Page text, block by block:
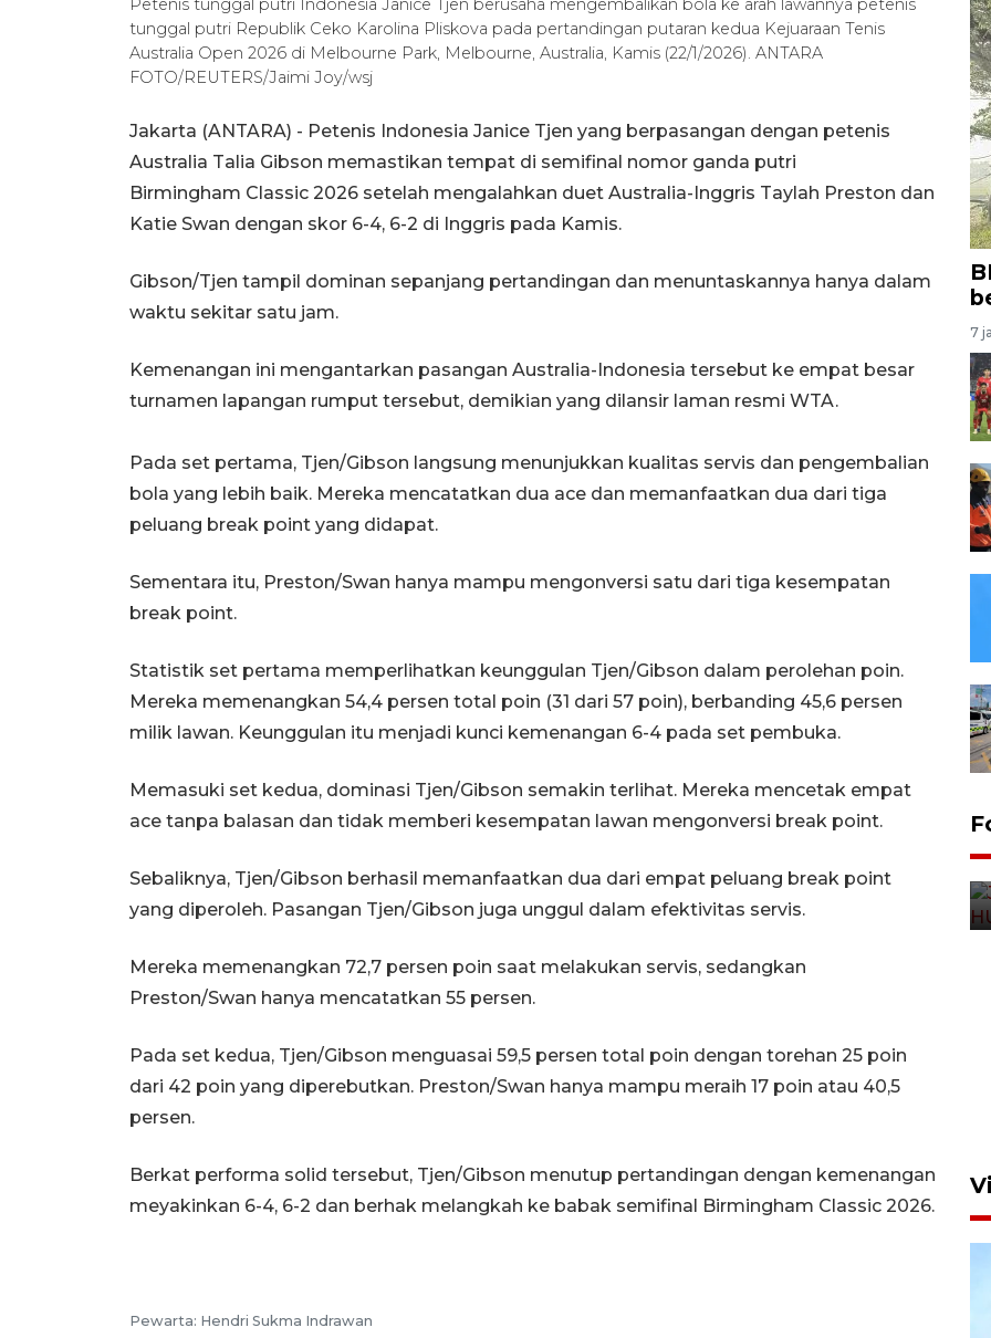
Petenis tunggal putri Indonesia Janice Tjen berusaha mengembalikan bola ke arah lawannya petenis
tunggal putri Republik Ceko Karolina Pliskova pada pertandingan putaran kedua Kejuaraan Tenis
Australia Open 2026 di Melbourne Park, Melbourne, Australia, Kamis (22/1/2026). ANTARA
FOTO/REUTERS/Jaimi Joy/wsj
Jakarta (ANTARA) - Petenis Indonesia Janice Tjen yang berpasangan dengan petenis
Australia Talia Gibson memastikan tempat di semifinal nomor ganda putri
Birmingham Classic 2026 setelah mengalahkan duet Australia-Inggris Taylah Preston dan
Katie Swan dengan skor 6-4, 6-2 di Inggris pada Kamis.
Gibson/Tjen tampil dominan sepanjang pertandingan dan menuntaskannya hanya dalam
waktu sekitar satu jam.
Kemenangan ini mengantarkan pasangan Australia-Indonesia tersebut ke empat besar
turnamen lapangan rumput tersebut, demikian yang dilansir laman resmi WTA.
Pada set pertama, Tjen/Gibson langsung menunjukkan kualitas servis dan pengembalian
bola yang lebih baik. Mereka mencatatkan dua ace dan memanfaatkan dua dari tiga
peluang break point yang didapat.
Sementara itu, Preston/Swan hanya mampu mengonversi satu dari tiga kesempatan
break point.
Statistik set pertama memperlihatkan keunggulan Tjen/Gibson dalam perolehan poin.
Mereka memenangkan 54,4 persen total poin (31 dari 57 poin), berbanding 45,6 persen
milik lawan. Keunggulan itu menjadi kunci kemenangan 6-4 pada set pembuka.
Memasuki set kedua, dominasi Tjen/Gibson semakin terlihat. Mereka mencetak empat
ace tanpa balasan dan tidak memberi kesempatan lawan mengonversi break point.
Sebaliknya, Tjen/Gibson berhasil memanfaatkan dua dari empat peluang break point
yang diperoleh. Pasangan Tjen/Gibson juga unggul dalam efektivitas servis.
Mereka memenangkan 72,7 persen poin saat melakukan servis, sedangkan
Preston/Swan hanya mencatatkan 55 persen.
Pada set kedua, Tjen/Gibson menguasai 59,5 persen total poin dengan torehan 25 poin
dari 42 poin yang diperebutkan. Preston/Swan hanya mampu meraih 17 poin atau 40,5
persen.
Berkat performa solid tersebut, Tjen/Gibson menutup pertandingan dengan kemenangan
meyakinkan 6-4, 6-2 dan berhak melangkah ke babak semifinal Birmingham Classic 2026.
Pewarta: Hendri Sukma Indrawan
7
Aksi bersih sungai di kawasan
padat penduduk